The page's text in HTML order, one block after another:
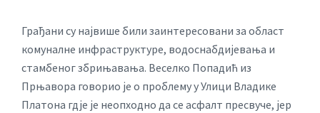
Грађани су највише били заинтересовани за област
комуналне инфраструктуре, водоснабдијевања и
стамбеног збрињавања. Веселко Попадић из
Прњавора говорио је о проблему у Улици Владике
Платона гдје је неопходно да се асфалт пресвуче, јер